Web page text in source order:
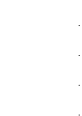
・
・
・